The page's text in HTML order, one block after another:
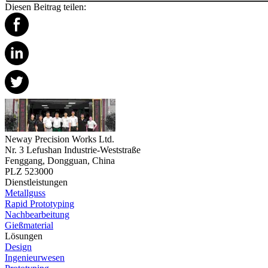
Diesen Beitrag teilen:
Neway Precision Works Ltd.
Nr. 3 Lefushan Industrie-Weststraße
Fenggang, Dongguan, China
PLZ 523000
Dienstleistungen
Metallguss
Rapid Prototyping
Nachbearbeitung
Gießmaterial
Lösungen
Design
Ingenieurwesen